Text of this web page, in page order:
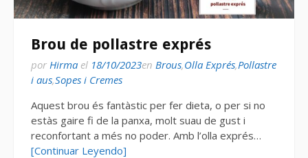
Brou de pollastre exprés
por Hirma el 18/10/2023en Brous,Olla Exprés,Pollastre
i aus,Sopes i Cremes
Aquest brou és fantàstic per fer dieta, o per si no
estàs gaire fi de la panxa, molt suau de gust i
reconfortant a més no poder. Amb l’olla exprés…
[Continuar Leyendo]